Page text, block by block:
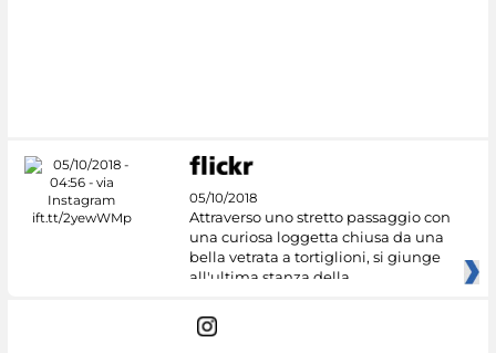
05/10/2018
Attraverso uno stretto passaggio con
una curiosa loggetta chiusa da una
bella vetrata a tortiglioni, si giunge
all'ultima stanza della